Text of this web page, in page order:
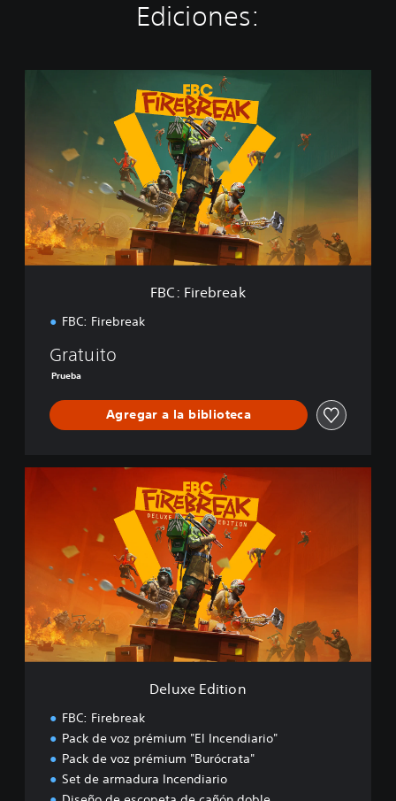
Ediciones:
b
r
e
a
FBC: Firebreak
FBC: Firebreak
Gratuito
Prueba
Agregar a la biblioteca
i
t
i
o
Deluxe Edition
FBC: Firebreak
Pack de voz prémium "El Incendiario"
Pack de voz prémium "Burócrata"
Set de armadura Incendiario